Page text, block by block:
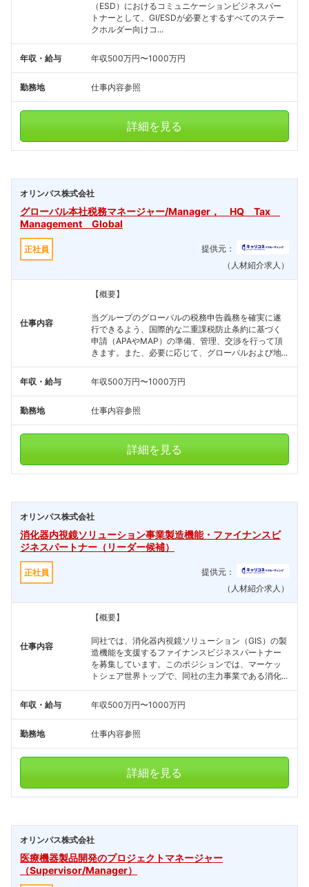
（ESD）におけるコミュニケーションビジネスパー
トナーとして、GI/ESDが必要とするすべてのステー
クホルダー向けコ...
年収・給与 年収500万円〜1000万円
勤務地 仕事内容参照
詳細を見る
オリンパス株式会社
グローバル本社税務マネージャー/Manager， HQ Tax
Management Global
正社員
提供元：
（人材紹介求人）
仕事内容
【概要】
当グループのグローバルの税務申告義務を確実に遂
行できるよう、国際的な二重課税防止条約に基づく
申請（APAやMAP）の準備、管理、交渉を行って頂
きます。また、必要に応じて、グローバルおよび地...
年収・給与 年収500万円〜1000万円
勤務地 仕事内容参照
詳細を見る
オリンパス株式会社
消化器内視鏡ソリューション事業製造機能・ファイナンスビ
ジネスパートナー（リーダー候補）
正社員
提供元：
（人材紹介求人）
仕事内容
【概要】
同社では、消化器内視鏡ソリューション（GIS）の製
造機能を支援するファイナンスビジネスパートナー
を募集しています。このポジションでは、マーケッ
トシェア世界トップで、同社の主力事業である消化...
年収・給与 年収500万円〜1000万円
勤務地 仕事内容参照
詳細を見る
オリンパス株式会社
医療機器製品開発のプロジェクトマネージャー
（Supervisor/Manager）